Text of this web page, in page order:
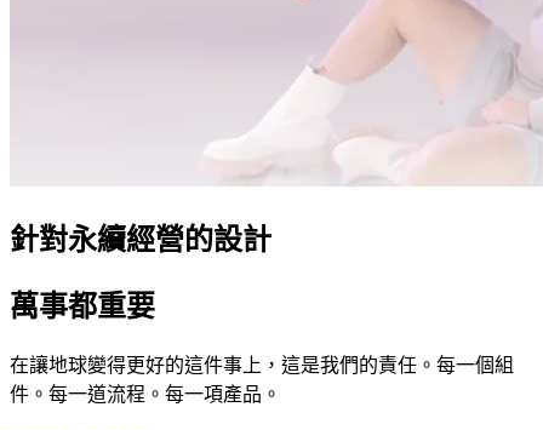
針對永續經營的設計
萬事都重要
在讓地球變得更好的這件事上，這是我們的責任。每一個組
件。每一道流程。每一項產品。